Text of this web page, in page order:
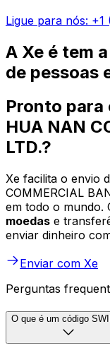
Ligue para nós:
A Xe é tem
de pessoas
Pronto para
HUA NAN
LTD.?
Xe facilita o envio
COMMERCIAL
em todo o mundo.
moedas e
enviar dinheiro
Enviar com Xe
Perguntas
O que é um código